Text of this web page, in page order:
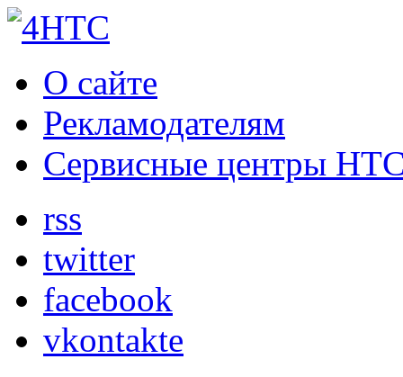
О сайте
Рекламодателям
Сервисные центры
rss
twitter
facebook
vkontakte